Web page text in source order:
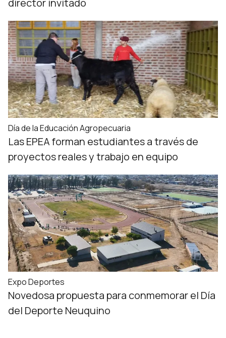
director invitado
Día de la Educación Agropecuaria
Las EPEA forman estudiantes a través de
proyectos reales y trabajo en equipo
Expo Deportes
Novedosa propuesta para conmemorar el Día
del Deporte Neuquino